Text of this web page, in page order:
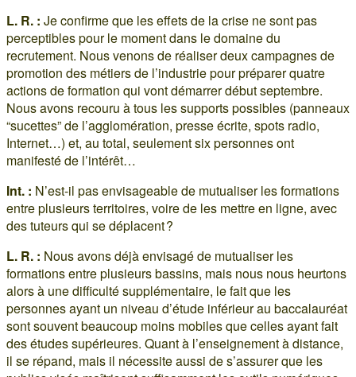
L. R. : Je confirme que les effets de la crise ne sont pas
perceptibles pour le moment dans le domaine du
recrutement. Nous venons de réaliser deux campagnes de
promotion des métiers de l’industrie pour préparer quatre
actions de formation qui vont démarrer début septembre.
Nous avons recouru à tous les supports possibles (panneaux
“sucettes” de l’agglomération, presse écrite, spots radio,
Internet…) et, au total, seulement six personnes ont
manifesté de l’intérêt…
Int. : N’est-il pas envisageable de mutualiser les formations
entre plusieurs territoires, voire de les mettre en ligne, avec
des tuteurs qui se déplacent ?
L. R. : Nous avons déjà envisagé de mutualiser les
formations entre plusieurs bassins, mais nous nous heurtons
alors à une difficulté supplémentaire, le fait que les
personnes ayant un niveau d’étude inférieur au baccalauréat
sont souvent beaucoup moins mobiles que celles ayant fait
des études supérieures. Quant à l’enseignement à distance,
il se répand, mais il nécessite aussi de s’assurer que les